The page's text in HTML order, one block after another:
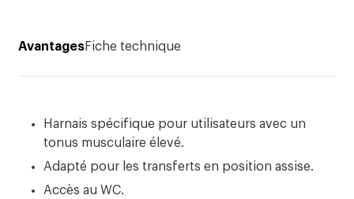
AvantagesFiche technique
Harnais spécifique pour utilisateurs avec un
tonus musculaire élevé.
Adapté pour les transferts en position assise.
Accès au WC.